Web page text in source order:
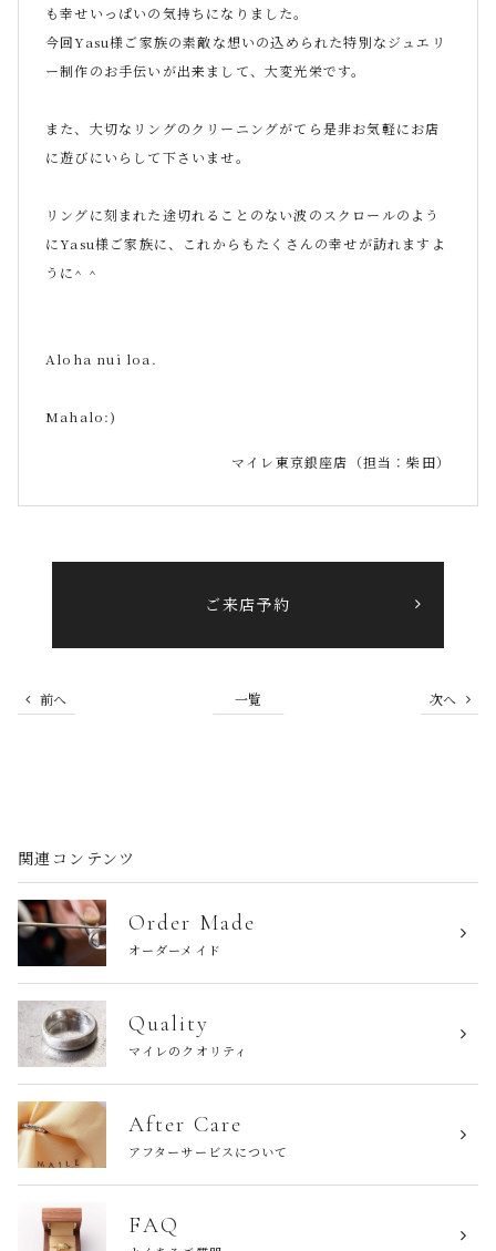
も幸せいっぱいの気持ちになりました。
今回Yasu様ご家族の素敵な想いの込められた特別なジュエリ
ー制作のお手伝いが出来まして、大変光栄です。
また、大切なリングのクリーニングがてら是非お気軽にお店
に遊びにいらして下さいませ。
リングに刻まれた途切れることのない波のスクロールのよう
にYasu様ご家族に、これからもたくさんの幸せが訪れますよ
うに^ ^
Aloha nui loa.
Mahalo:)
マイレ東京銀座店（担当：柴田）
ご来店予約
前へ 一覧 次へ
関連コンテンツ
Order Made
オーダーメイド
Quality
マイレのクオリティ
After Care
アフターサービスについて
FAQ